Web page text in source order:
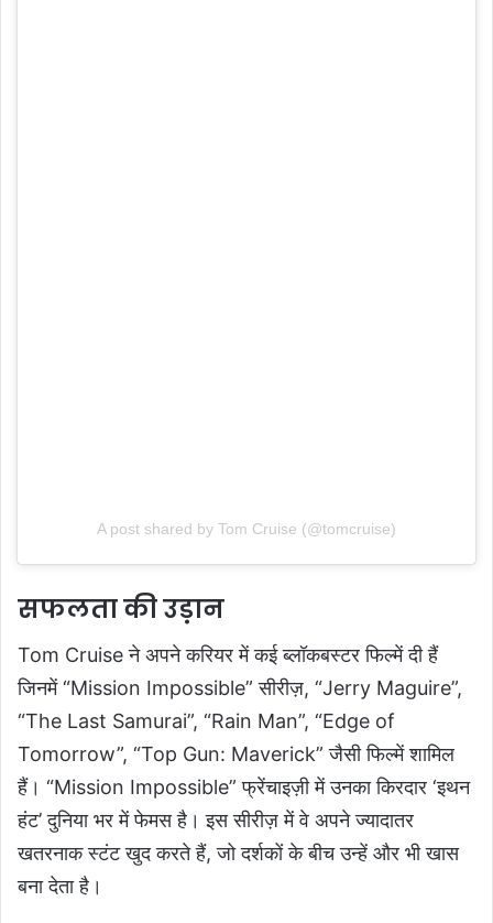
A post shared by Tom Cruise (@tomcruise)
सफलता की उड़ान
Tom Cruise ने अपने करियर में कई ब्लॉकबस्टर फिल्में दी हैं
जिनमें “Mission Impossible” सीरीज़, “Jerry Maguire”,
“The Last Samurai”, “Rain Man”, “Edge of
Tomorrow”, “Top Gun: Maverick” जैसी फिल्में शामिल
हैं। “Mission Impossible” फ्रेंचाइज़ी में उनका किरदार ‘इथन
हंट’ दुनिया भर में फेमस है। इस सीरीज़ में वे अपने ज्यादातर
खतरनाक स्टंट खुद करते हैं, जो दर्शकों के बीच उन्हें और भी खास
बना देता है।